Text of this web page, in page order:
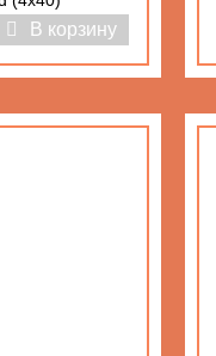
В корзину